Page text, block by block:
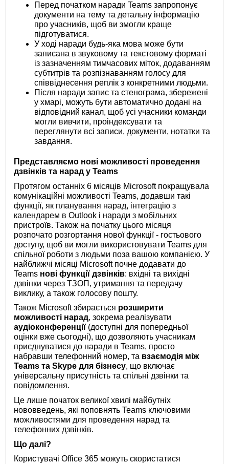
Перед початком наради Teams запропонує
документи на тему та детальну інформацію
про учасників, щоб ви змогли краще
підготуватися.
У ході наради будь-яка мова може бути
записана в звуковому та текстовому форматі
із зазначенням тимчасових міток, додаванням
субтитрів та розпізнаванням голосу для
співвіднесення реплік з конкретними людьми.
Після наради запис та стенограма, збережені
у хмарі, можуть бути автоматично додані на
відповідний канал, щоб усі учасники команди
могли вивчити, проіндексувати та
переглянути всі записи, документи, нотатки та
завдання.
Представляємо нові можливості проведення
дзвінків та нарад уTeams
Протягом останніх 6 місяців Microsoft покращувала
комунікаційні можливості Teams, додавши такі
функції, як планування нарад, інтеграцію з
календарем в Outlook і наради з мобільних
пристроїв. Також на початку цього місяця
розпочато розгортання нової функції - гостьового
доступу, щоб ви могли використовувати Teams для
спільної роботи з людьми поза вашою компанією. У
найближчі місяці Microsoft почне додавати до
Teams нові функції дзвінків: вхідні та вихідні
дзвінки через ТЗОП, утримання та передачу
виклику, а також голосову пошту.
Також Microsoft збирається розширити
можливості нарад, зокрема реалізувати
аудіоконференції (доступні для попередньої
оцінки вже сьогодні), що дозволяють учасникам
приєднуватися до наради в Teams, просто
набравши телефонний номер, та взаємодія між
Teams таSkype для бізнесу, що включає
універсальну присутність та спільні дзвінки та
повідомлення.
Це лише початок великої хвилі майбутніх
нововведень, які поповнять Teams ключовими
можливостями для проведення нарад та
телефонних дзвінків.
Що далі?
Користувачі Office 365 можуть скористатися